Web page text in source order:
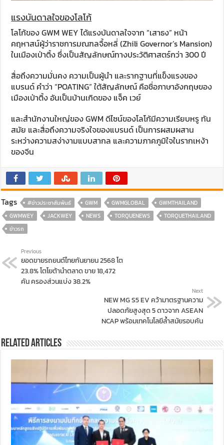
แรงบันดาลใจของโลโก้
โลโก้ของ GWM WEY ได้แรงบันดาลใจจาก “เสาธง” หน้า
คฤหาสน์ผู้ว่าราชการมณฑลจื้อหลี่ (Zhili Governor’s Mansion)
ในเมืองเป่าติ้ง ซึ่งเป็นสัญลักษณ์ทางประวัติศาสตร์กว่า 300 ปี
สื่อถึงความมั่นคง ความเป็นผู้นำ และรากฐานที่แข็งแรงของ
แบรนด์ คำว่า “POATING” ใต้สัญลักษณ์ คือชื่อภาษาอังกฤษของ
เมืองเป่าติ้ง อันเป็นบ้านเกิดของ แจ็ค เวย์
และสำนักงานใหญ่ของ GWM ดีไซน์ของโลโก้มีความเรียบหรู ทัน
สมัย และสื่อถึงความจริงใจของแบรนด์ เป็นการผสมผสาน
ระหว่างความสง่างามแบบสากล และความภาคภูมิใจในรากเหง้า
ของจีน
Tags #ข่าวประชาสัมพันธ์ GWM GWMGLOBAL
GWMTHAILAND
GWMWEY
JACKWEY NEWS TORQUENEWS
TORQUETHAILAND
ข่าวรถ
Previous
ยอดขายรถยนต์ไทยกันยายน 2568 โต
23.8% โตโยต้านำตลาด ขาย 18,472
คัน ครองส่วนแบ่ง 38.2%
Next
NEW MG S5 EV คว้ามาตรฐานความ
ปลอดภัยสูงสุด 5 ดาวจาก ASEAN
NCAP พร้อมเทคโนโลยีล้ำสมัยรอบคัน
Related Articles